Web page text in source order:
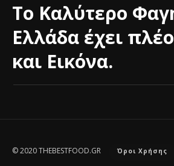
Το Καλύτερο
Ελλάδα έχει
και Εικόνα.
© 2020 THEBESTFOOD.GR Όροι Χρήσης